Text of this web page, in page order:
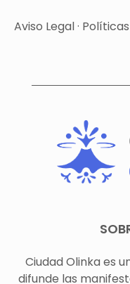
Aviso Legal·
Ciudad Olinka es
difunde las